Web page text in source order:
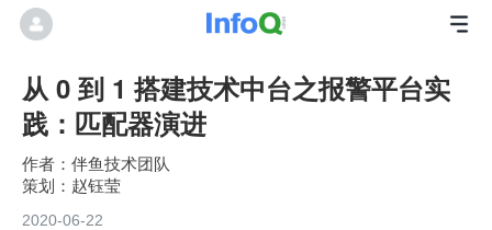
从 0 到 1 搭建技术中台之报警平台实
践：匹配器演进
伴鱼技术团队
赵钰莹
2020-06-22